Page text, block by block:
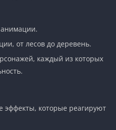
от лесов до деревень.
каждый из которых
эффекты, которые реагируют